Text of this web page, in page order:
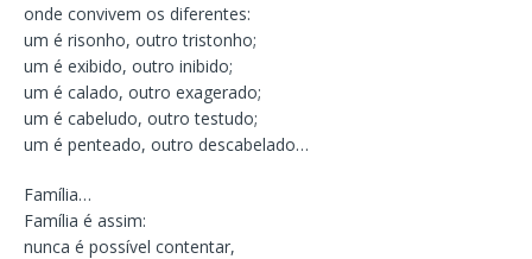
onde convivem os diferentes:
um é risonho, outro tristonho;
um é exibido, outro inibido;
um é calado, outro exagerado;
um é cabeludo, outro testudo;
um é penteado, outro descabelado…
Família…
Família é assim:
nunca é possível contentar,